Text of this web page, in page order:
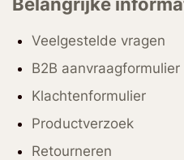
Veelgestelde vragen
B2B aanvraagformulier
Klachtenformulier
Productverzoek
Retourneren